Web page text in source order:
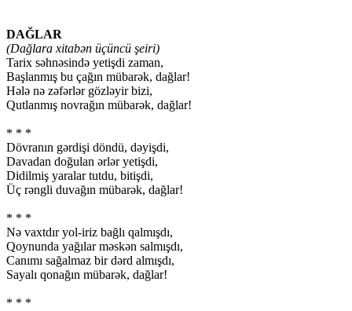
DAĞLAR
(Dağlara xitabən üçüncü şeiri)
Tarix səhnəsində yetişdi zaman,
Başlanmış bu çağın mübarək, dağlar!
Hələ nə zəfərlər gözləyir bizi,
Qutlanmış novrağın mübarək, dağlar!
* * *
Dövranın gərdişi döndü, dəyişdi,
Davadan doğulan ərlər yetişdi,
Didilmiş yaralar tutdu, bitişdi,
Üç rəngli duvağın mübarək, dağlar!
* * *
Nə vaxtdır yol-iriz bağlı qalmışdı,
Qoynunda yağılar məskən salmışdı,
Canımı sağalmaz bir dərd almışdı,
Sayalı qonağın mübarək, dağlar!
* * *